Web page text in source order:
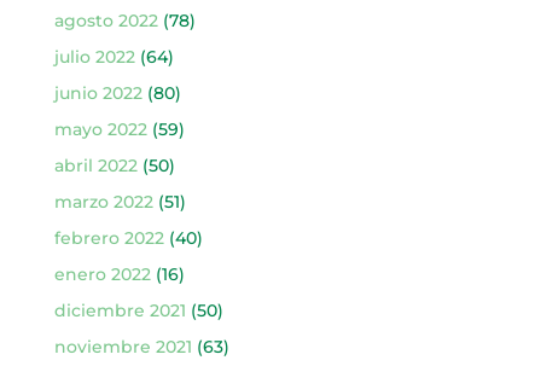
agosto 2022(78)
julio 2022(64)
junio 2022(80)
mayo 2022(59)
abril 2022(50)
marzo 2022(51)
febrero 2022(40)
enero 2022(16)
diciembre 2021 (50)
noviembre 2021 (63)